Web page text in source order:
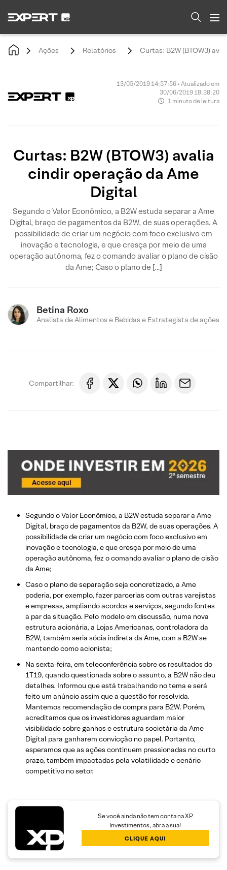
Ações Relatórios Curtas: B2W (BTOW3)
13/05/2019 14:57:56 • Atualizado em
30/06/2019 18:38:20
1 minuto de leitura
Curtas: B2W (BTOW3) avalia
cindir operação da Ame
Digital
Segundo o Valor Econômico, a B2W estuda separar a Ame
Digital, braço de pagamentos da B2W, de suas operações. A
possibilidade de criar um negócio com foco exclusivo em
inovação e tecnologia, e que cresça por meio de uma
operação autônoma, fez o comando avaliar o plano de cisão
da Ame; Caso o plano de […]
Betina Roxo
Analista de Alimentos e Bebidas e Estrategista de ações
Compartilhar:
Segundo o Valor Econômico, a B2W estuda separar a Ame
Digital, braço de pagamentos da B2W, de suas operações. A
possibilidade de criar um negócio com foco exclusivo em
inovação e tecnologia, e que cresça por meio de uma
operação autônoma, fez o comando avaliar o plano de cisão
da Ame;
Caso o plano de separação seja concretizado, a Ame
poderia, por exemplo, fazer parcerias com outras varejistas
e empresas, ampliando acordos e serviços, segundo fontes
a par da situação. Pelo modelo em discussão, numa nova
estrutura acionária, a Lojas Americanas, controladora da
B2W, também seria sócia indireta da Ame, com a B2W se
mantendo como acionista;
Na sexta-feira, em teleconferência sobre os resultados do
1T19, quando questionada sobre o assunto, a B2W não deu
detalhes. Informou que está trabalhando no tema e será
feito um anúncio assim que a questão for resolvida.
Mantemos recomendação de compra para B2W. Porém,
acreditamos que os investidores aguardam maior
visibilidade sobre ganhos e estrutura societária da Ame
Digital para ganharem convicção no papel. Portanto,
esperamos que as ações continuem pressionadas no curto
prazo, também impactadas pela volatilidade e cenário
competitivo no setor.
Se você ainda não tem conta na XP
Investimentos, abra a sua!
CLIQUE AQUI